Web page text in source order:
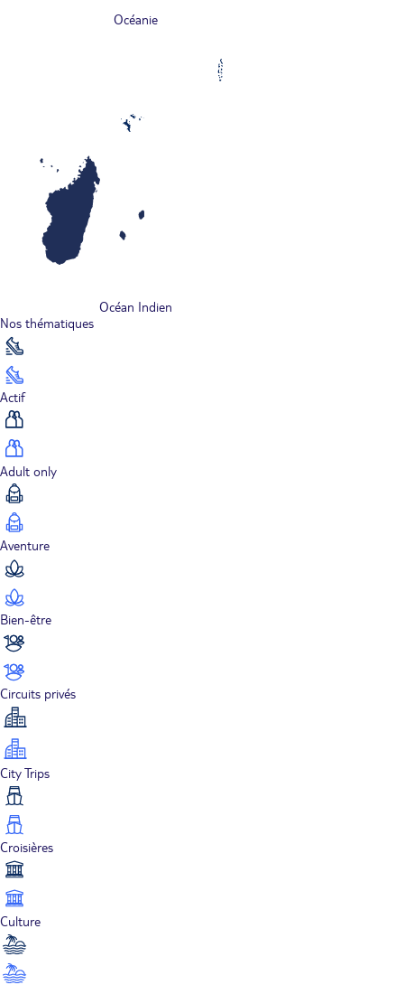
Océanie
Océan Indien
Nos thématiques
Actif
Adult only
Aventure
Bien-être
Circuits privés
City Trips
Croisières
Culture